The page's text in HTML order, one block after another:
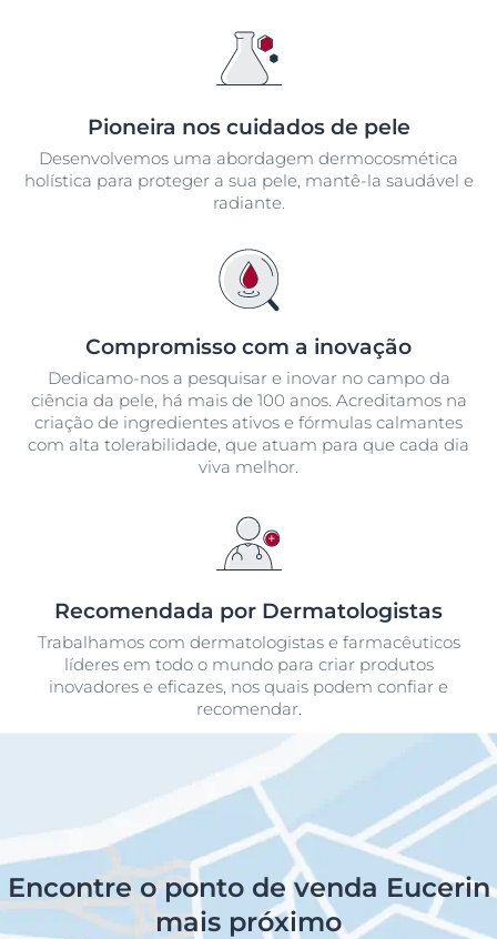
Pioneira nos cuidados de pele
Desenvolvemos uma abordagem dermocosmética
holística para proteger a sua pele, mantê-la saudável e
radiante.
Compromisso com a inovação
Dedicamo-nos a pesquisar e inovar no campo da
ciência da pele, há mais de 100 anos. Acreditamos na
criação de ingredientes ativos e fórmulas calmantes
com alta tolerabilidade, que atuam para que cada dia
viva melhor.
Recomendada por Dermatologistas
Trabalhamos com dermatologistas e farmacêuticos
líderes em todo o mundo para criar produtos
inovadores e eficazes, nos quais podem confiar e
recomendar.
Encontre o ponto de venda Eucerin
mais próximo